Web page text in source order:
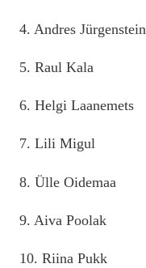
4. Andres Jürgenstein
5. Raul Kala
6. Helgi Laanemets
7. Lili Migul
8. Ülle Oidemaa
9. Aiva Poolak
10. Riina Pukk